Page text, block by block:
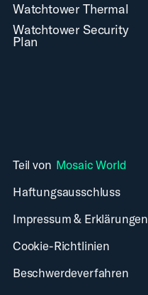
Watchtower Thermal
Watchtower Security
Plan
Teil von Mosaic World
Haftungsausschluss
Impressum & Erklärungen
Cookie-Richtlinien
Beschwerdeverfahren